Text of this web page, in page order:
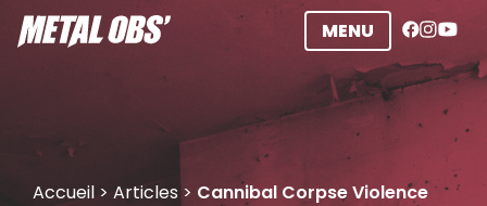
Aller
au
MENU
Accueil > Articles > Cannibal Corpse Violence